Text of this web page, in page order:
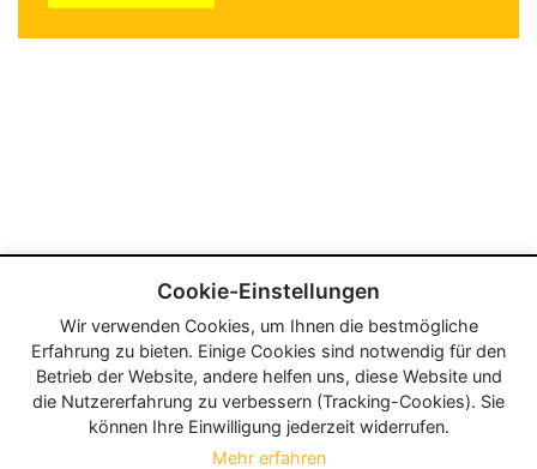
Cookie-Einstellungen
Wir verwenden Cookies, um Ihnen die bestmögliche
Erfahrung zu bieten. Einige Cookies sind notwendig für den
Betrieb der Website, andere helfen uns, diese Website und
die Nutzererfahrung zu verbessern (Tracking-Cookies). Sie
können Ihre Einwilligung jederzeit widerrufen.
Mehr erfahren